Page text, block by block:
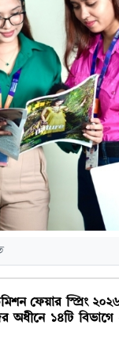
ফেয়ার স্প্রিং
অধীনে ১৪টি বিভাগে